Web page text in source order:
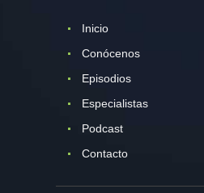
Inicio
Conócenos
Episodios
Especialistas
Podcast
Contacto